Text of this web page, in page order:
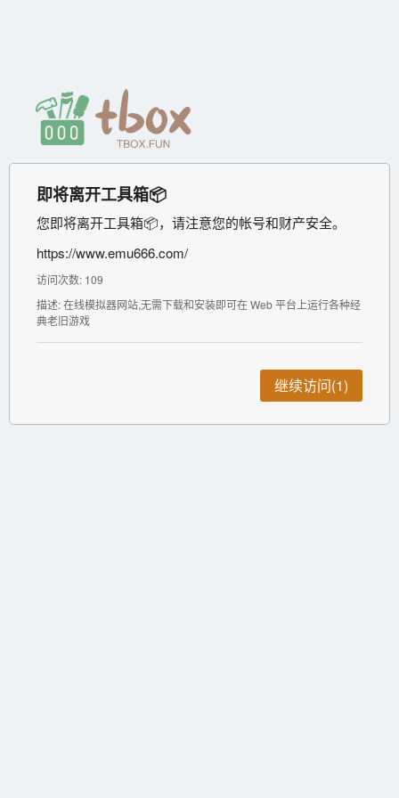
即将离开工具箱📦
您即将离开工具箱📦，请注意您的帐号和财产安全。
https://www.emu666.com/
访问次数: 109
描述: 在线模拟器网站,无需下载和安装即可在 Web 平台上运行各种经
典老旧游戏
继续访问(1)